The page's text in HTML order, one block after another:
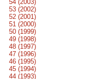
54 (2003)
53 (2002)
52 (2001)
51 (2000)
50 (1999)
49 (1998)
48 (1997)
47 (1996)
46 (1995)
45 (1994)
44 (1993)